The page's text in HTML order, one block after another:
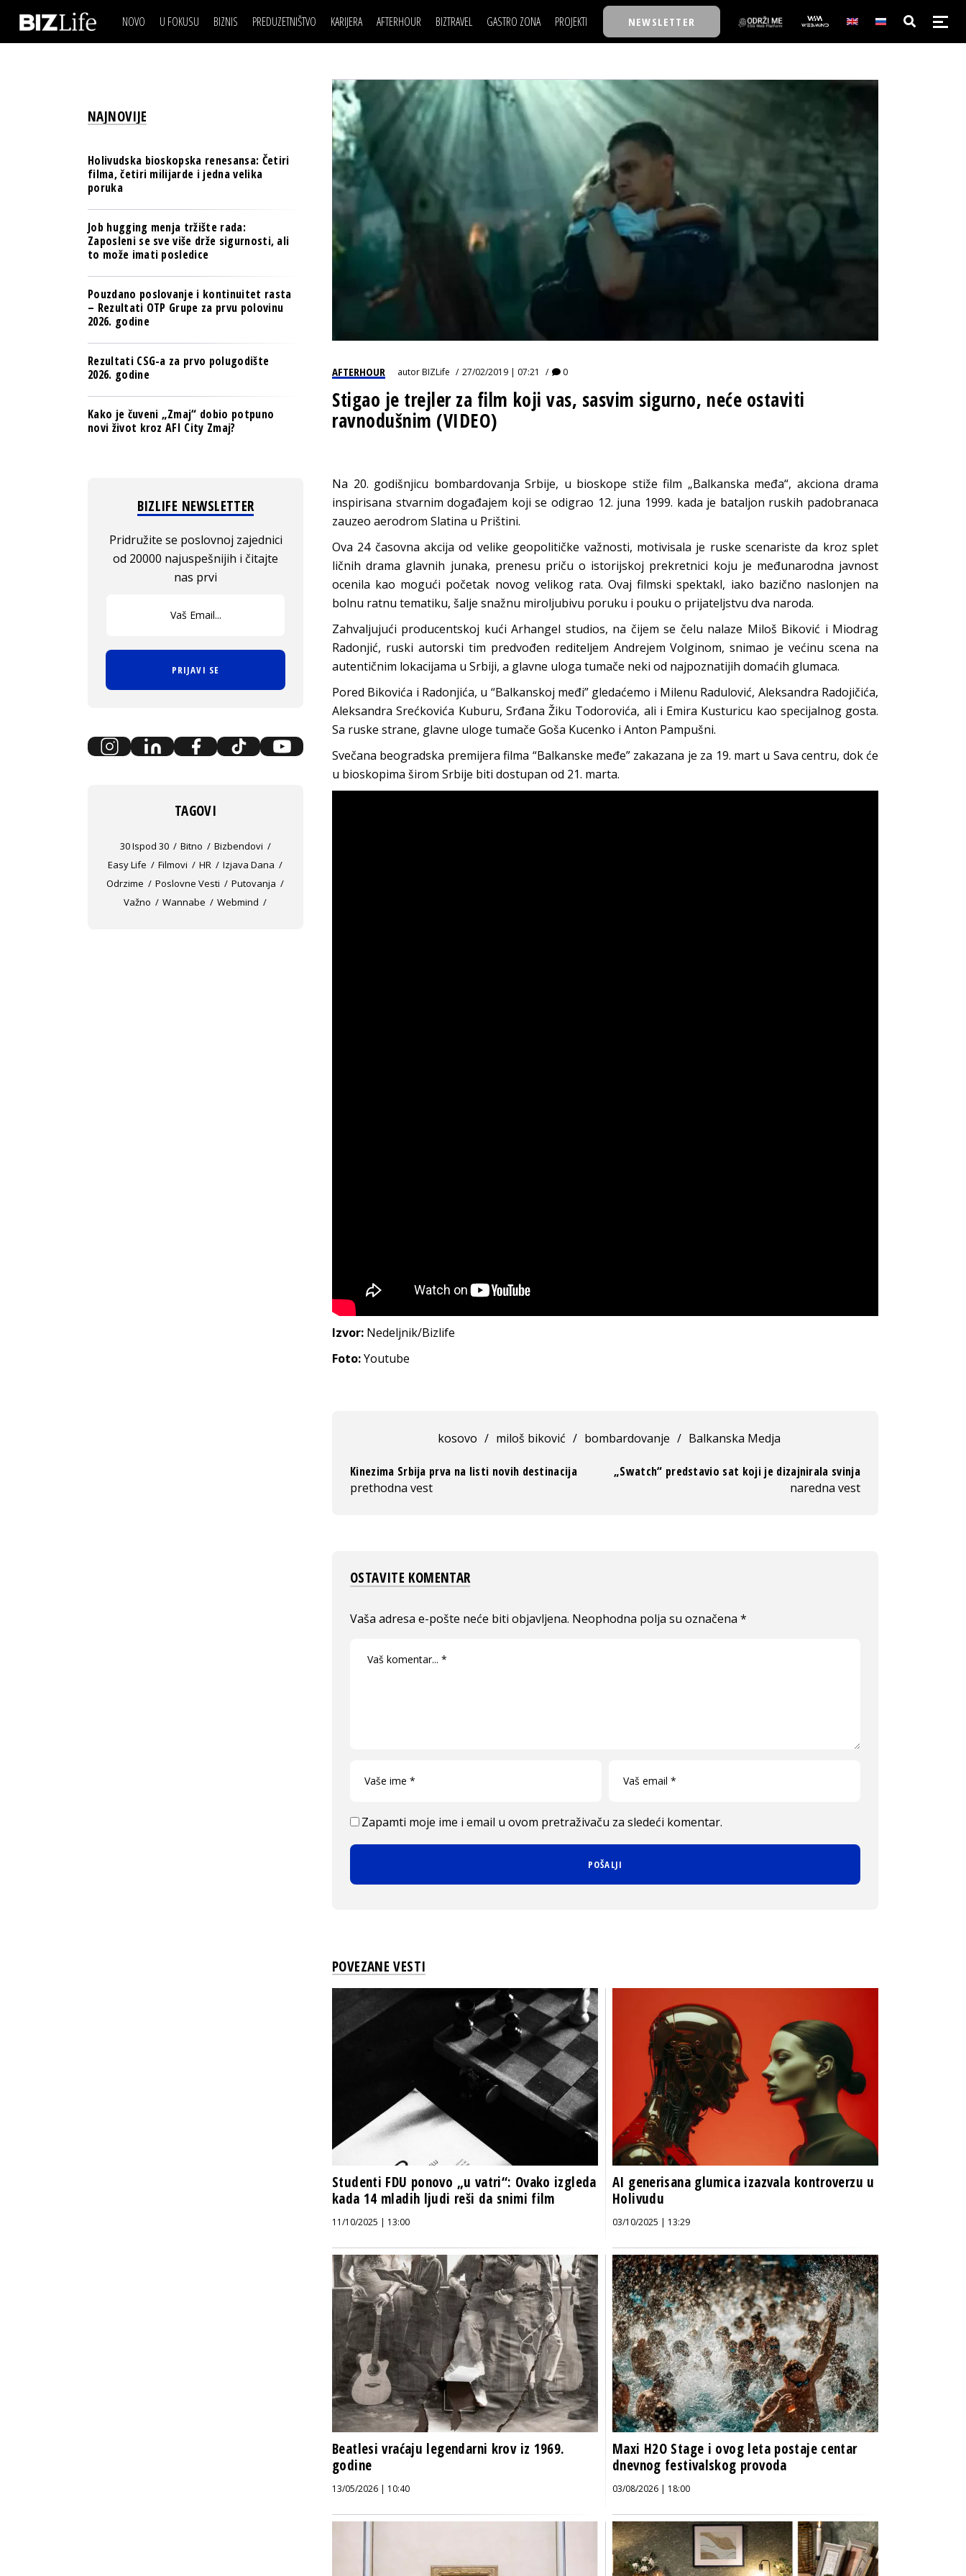
NOVO U FOKUSU BIZNIS
BREND I KOMUNIKACIJE
BANKE
TECH I AI
BIZNIS & SPORT
PULS REGIONA
NOVO NA RAFU
PREDUZETNIŠTVO KARIJERA
LJUDI (HR)
MOJ UGAO
USAVRŠAVANJE
KNOW-HOW
AFTERHOUR
KNJIGE
AUTO SVET
WELLBEING
BIZTRAVEL GASTRO ZONA PROJEKTI
TASTY TALKS
30 ISPOD 30
BACK TO OFFICE/SCHOOL
BIZBENDOVI
BIZKOLEGIJUM
BMW BIZNIS LIGA
BIZLIFE WEEK
IZJAVA GODINE
NEWSLETTER
IZJAVA DANABIZNIS SCENA
BREND I KOMUNIKACIJE
OSIGURANJE
TECH I AI
PULS REGIONA
POSAO
MOJ UGAO
USAVRŠAVANJE
KNOW-HOW
FILM I SCENA
AUTO SVET
STIL
WELLBEING
NAJKOLEGA
30 ISPOD 30
BACK TO OFFICE/SCHOOL
BIZBENDOVI
BIZKOLEGIJUM
BMW BIZNIS LIGA
BIZLIFE WEEK
IZJAVA GODINE
AFTERHOUR autorBIZLife 27/02/2019 | 07:21 0
Stigao je trejler za film koji vas, sasvim sigurno, neće ostaviti
ravnodušnim (VIDEO)
Na 20. godišnjicu bombardovanja Srbije, u bioskope stiže film „Balkanska međa“, akciona drama
inspirisana stvarnim događajem koji se odigrao 12. juna 1999. kada je bataljon ruskih padobranaca
zauzeo aerodrom Slatina u Prištini.
Ova 24 časovna akcija od velike geopolitičke važnosti, motivisala je ruske scenariste da kroz splet
ličnih drama glavnih junaka, prenesu priču o istorijskoj prekretnici koju je međunarodna javnost
ocenila kao mogući početak novog velikog rata. Ovaj filmski spektakl, iako bazično naslonjen na
bolnu ratnu tematiku, šalje snažnu miroljubivu poruku i pouku o prijateljstvu dva naroda.
Zahvaljujući producentskoj kući Arhangel studios, na čijem se čelu nalaze Miloš Biković i Miodrag
Radonjić, ruski autorski tim predvođen rediteljem Andrejem Volginom, snimao je većinu scena na
autentičnim lokacijama u Srbiji, a glavne uloga tumače neki od najpoznatijih domaćih glumaca.
Pored Bikovića i Radonjića, u “Balkanskoj međi” gledaćemo i Milenu Radulović, Aleksandra Radojičića,
Aleksandra Srećkovića Kuburu, Srđana Žiku Todorovića, ali i Emira Kusturicu kao specijalnog gosta.
Sa ruske strane, glavne uloge tumače Goša Kucenko i Anton Pampušni.
Svečana beogradska premijera filma “Balkanske međe” zakazana je za 19. mart u Sava centru, dok će
u bioskopima širom Srbije biti dostupan od 21. marta.
Izvor: Nedeljnik/Bizlife
Foto:Youtube
kosovo / miloš biković / bombardovanje / Balkanska Medja
Kinezima Srbija prva na listi novih destinacija
prethodna vest
„Swatch“ predstavio sat koji je dizajnirala svinja
naredna vest
OSTAVITE KOMENTAR
Vaša adresa e-pošte neće biti objavljena. Neophodna polja su označena *
Zapamti moje ime i email u ovom pretraživaču za sledeći komentar.
POVEZANE VESTI
Studenti FDU ponovo „u vatri“: Ovako izgleda
kada 14 mladih ljudi reši da snimi film
11/10/2025 | 13:00
AI generisana glumica izazvala kontroverzu u
Holivudu
03/10/2025 | 13:29
Beatlesi vraćaju legendarni krov iz 1969.
godine
13/05/2026 | 10:40
Maxi H2O Stage i ovog leta postaje centar
dnevnog festivalskog provoda
03/08/2026 | 18:00
NAJNOVIJE
Holivudska bioskopska renesansa: Četiri
filma, četiri milijarde i jedna velika
poruka
Job hugging menja tržište rada:
Zaposleni se sve više drže sigurnosti, ali
to može imati posledice
Pouzdano poslovanje i kontinuitet rasta
– Rezultati OTP Grupe za prvu polovinu
2026. godine
Rezultati CSG-a za prvo polugodište
2026. godine
Kako je čuveni „Zmaj“ dobio potpuno
novi život kroz AFI City Zmaj?
BIZLIFE NEWSLETTER
Pridružite se poslovnoj zajednici
od 20000 najuspešnijih i čitajte
nas prvi
PRIJAVI SE
TAGOVI
30 Ispod 30 Bitno
Bizbendovi
Easy Life
Filmovi HR
Izjava Dana
Odrzime
Poslovne Vesti
Putovanja
Važno
Wannabe Webmind